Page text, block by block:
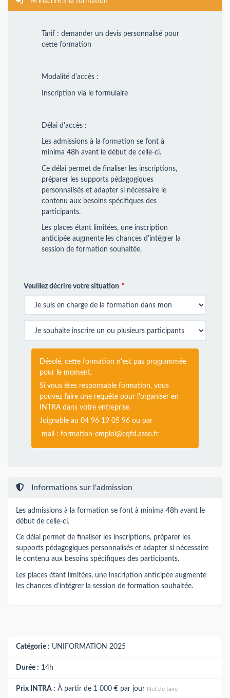
Tarif : demander un devis personnalisé pour
cette formation
Modalité d'accès :
Inscription via le formulaire
Délai d'accès :
Les admissions à la formation se font à
minima 48h avant le début de celle-ci.
Ce délai permet de finaliser les inscriptions,
préparer les supports pédagogiques
personnalisés et adapter si nécessaire le
contenu aux besoins spécifiques des
participants.
Les places étant limitées, une inscription
anticipée augmente les chances d'intégrer la
session de formation souhaitée.
Veuillez décrire votre situation
Désolé, cette formation n'est pas programmée
pour le moment.
Si vous êtes responsable formation, vous
pouvez faire une requête pour l'organiser en
INTRA dans votre entreprise.
Joignable au 04 96 19 05 96 ou par
mail : formation-emploi@cqfd.asso.fr
Informations sur l'admission
Les admissions à la formation se font à minima 48h avant le
début de celle-ci.
Ce délai permet de finaliser les inscriptions, préparer les
supports pédagogiques personnalisés et adapter si nécessaire
le contenu aux besoins spécifiques des participants.
Les places étant limitées, une inscription anticipée augmente
les chances d'intégrer la session de formation souhaitée.
Catégorie : UNIFORMATION 2025
Durée : 14h
Prix INTRA : À partir de 1 000 € par jour Net de taxe